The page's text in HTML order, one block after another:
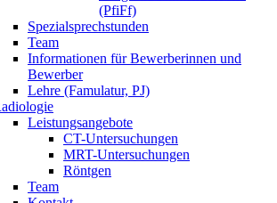
(PfiFf)
Spezialsprechstunden
Team
Informationen für Bewerberinnen und
Bewerber
Lehre (Famulatur, PJ)
Leistungsangebote
CT-Untersuchungen
MRT-Untersuchungen
Röntgen
Team